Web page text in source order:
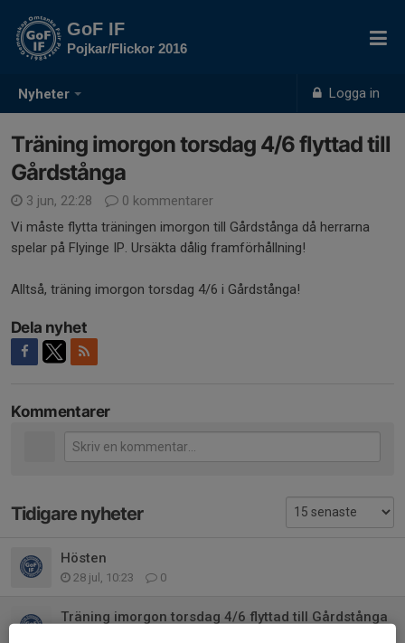
Nyheter Logga in
GoF IF
Pojkar/Flickor 2016
Träning imorgon torsdag 4/6 flyttad till
Gårdstånga
3 jun, 22:28
0 kommentarer
Vi måste flytta träningen imorgon till Gårdstånga då herrarna
spelar på Flyinge IP. Ursäkta dålig framförhållning!
Alltså, träning imorgon torsdag 4/6 i Gårdstånga!
Dela nyhet
Kommentarer
Tidigare nyheter
Hösten
28 jul, 10:23 0
Träning imorgon torsdag 4/6 flyttad till Gårdstånga